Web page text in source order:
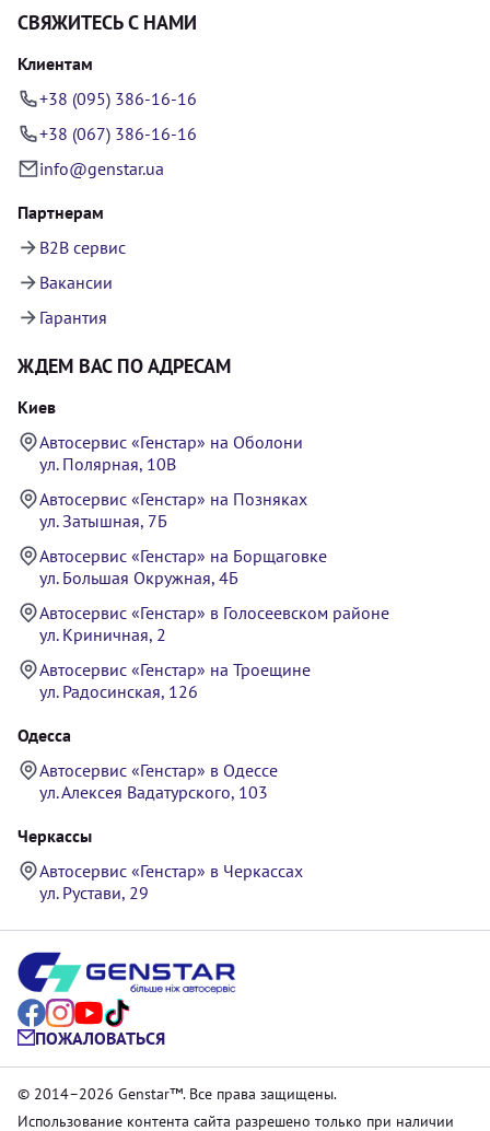
СВЯЖИТЕСЬ С НАМИ
Клиентам
+38 (095) 386-16-16
+38 (067) 386-16-16
info@genstar.ua
Партнерам
B2B сервис
Вакансии
Гарантия
ЖДЕМ ВАС ПО АДРЕСАМ
Киев
Автосервис «Генстар» на Оболони
ул. Полярная, 10В
Автосервис «Генстар» на Позняках
ул. Затышная, 7Б
Автосервис «Генстар» на Борщаговке
ул. Большая Окружная, 4Б
Автосервис «Генстар» в Голосеевском районе
ул. Криничная, 2
Автосервис «Генстар» на Троещине
ул. Радосинская, 126
Одесса
Автосервис «Генстар» в Одессе
ул. Алексея Вадатурского, 103
Черкассы
Автосервис «Генстар» в Черкассах
ул. Рустави, 29
ПОЖАЛОВАТЬСЯ
© 2014–2026 Genstar™. Все права защищены.
Использование контента сайта разрешено только при наличии